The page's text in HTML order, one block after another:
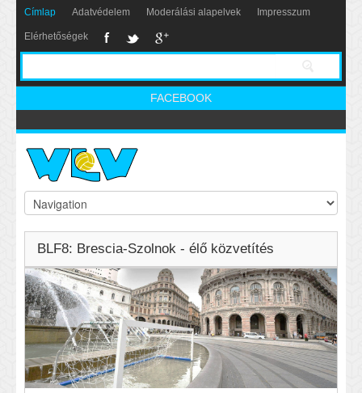
Címlap Adatvédelem Moderálási alapelvek Impresszum
Elérhetőségek
FACEBOOK
BLF8: Brescia-Szolnok - élő közvetítés